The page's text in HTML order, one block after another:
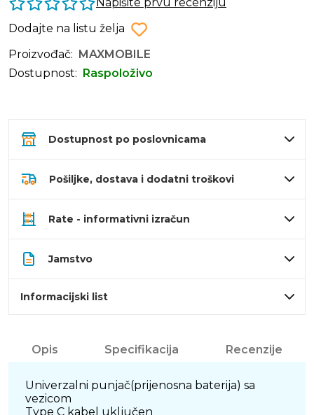
Dodajte na listu želja
Proizvođač:
MAXMOBILE
Dostupnost:
Raspoloživo
Dostupnost po poslovnicama
Pošiljke, dostava i dodatni troškovi
Rate - informativni izračun
Jamstvo
Informacijski list
Opis Specifikacija Recenzije
Univerzalni punjač(prijenosna baterija) sa
vezicom
Type C kabel uključen